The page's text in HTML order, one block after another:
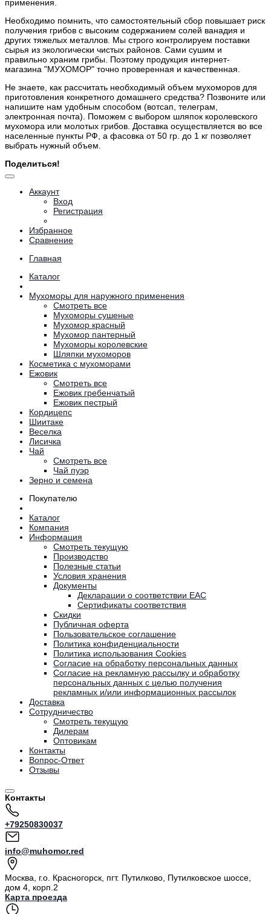
применения.
Необходимо помнить, что самостоятельный сбор повышает риск
получения грибов с высоким содержанием солей ванадия и
других тяжелых металлов. Мы строго контролируем поставки
сырья из экологически чистых районов. Сами сушим и
правильно храним грибы. Поэтому продукция интернет-
магазина "МУХОМОР" точно проверенная и качественная.
Не знаете, как рассчитать необходимый объем мухоморов для
приготовления конкретного домашнего средства? Позвоните или
напишите нам удобным способом (вотсап, телеграм,
электронная почта). Поможем с выбором шляпок королевского
мухомора или молотых грибов. Доставка осуществляется во все
населенные пункты РФ, а фасовка от 50 гр. до 1 кг позволяет
выбрать нужный объем.
Поделиться!
Аккаунт
Вход
Регистрация
Избранное
Сравнение
Главная
Каталог
Мухоморы для наружного применения
Смотреть все
Мухоморы сушеные
Мухомор красный
Мухомор пантерный
Мухоморы королевские
Шляпки мухоморов
Косметика с мухоморами
Ежовик
Смотреть все
Ежовик гребенчатый
Ежовик пестрый
Кордицепс
Шиитаке
Веселка
Лисичка
Чай
Смотреть все
Чай пуэр
Зерно и семена
Покупателю
Каталог
Компания
Информация
Смотреть текущую
Производство
Полезные статьи
Условия хранения
Документы
Декларации о соответствии EAC
Сертификаты соответствия
Скидки
Публичная оферта
Пользовательское соглашение
Политика конфиденциальности
Политика использования Cookies
Согласие на обработку персональных данных
Согласие на рекламную рассылку и обработку
персональных данных с целью получения
рекламных и/или информационных рассылок
Доставка
Сотрудничество
Смотреть текущую
Дилерам
Оптовикам
Контакты
Вопрос-Ответ
Отзывы
Контакты
+79250830037
info@muhomor.red
Москва
г.о. Красногорск, пгт. Путилково, Путилковское шоссе,
дом 4, корп.2
Карта проезда